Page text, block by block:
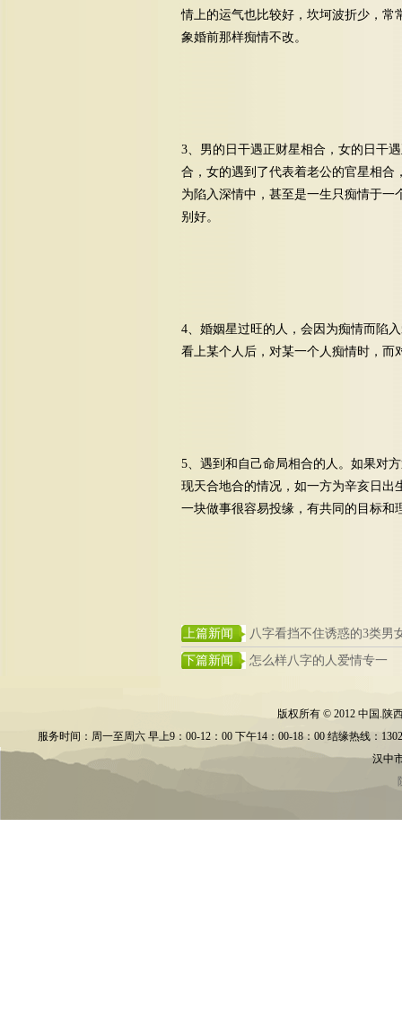
情上的运气也比较好，坎坷波折少，常
象婚前那样痴情不改。
3、男的日干遇正财星相合，女的日干
合，女的遇到了代表着老公的官星相合
为陷入深情中，甚至是一生只痴情于
别好。
4、婚姻星过旺的人，会因为痴情而陷
看上某个人后，对某一个人痴情时，
5、遇到和自己命局相合的人。如果对
现天合地合的情况，如一方为辛亥日出
一块做事很容易投缘，有共同的目标
上篇新闻 八字看挡不住诱惑的3类男
下篇新闻 怎么样八字的人爱情专一
版权所有 © 2012 中国.陕
服务时间：周一至周六 早上9：00-12：00 下午14：00-18：00 结缘热线：
汉中